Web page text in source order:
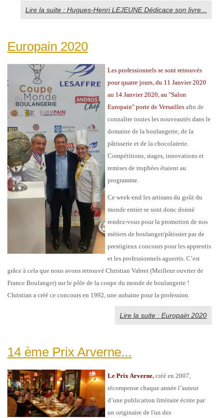
Lire la suite : Hugues-Henri LEJEUNE Dédicace son livre...
Europain 2020
Les professionnels se sont retrouvés
pour quatre jours, du 11 Janvier 2020
au 14 Janvier 2020, au "Salon
Europain" porte de Versailles afin de
connaître toutes les nouveautés dans le
domaine de la boulangerie, de la
pâtisserie et de la chocolaterie.
Compétitions, stages, innovations et
remises de trophées étaient au
programme.
Ce week-end les artisans du goût du
monde entier se sont donc donné
rendez-vous pour la promotion de nos
métiers de boulanger/pâtissier par de
prestigieux concours pour les apprentis
et les professionnels aguerris. C’est
grâce à cela que nous avons retrouvé Christian Vabret (Meilleur ouvrier de
France Boulanger) sur le pôle de la coupe du monde de boulangerie !
Christian a créé ce concours en 1992, une aubaine pour la profession.
Lire la suite : Europain 2020
14 ème Prix Arverne...
Le Prix Arverne, créé en 2007,
récompense chaque année l’auteur
d’une publication littéraire écrite par
un originaire de l'un des